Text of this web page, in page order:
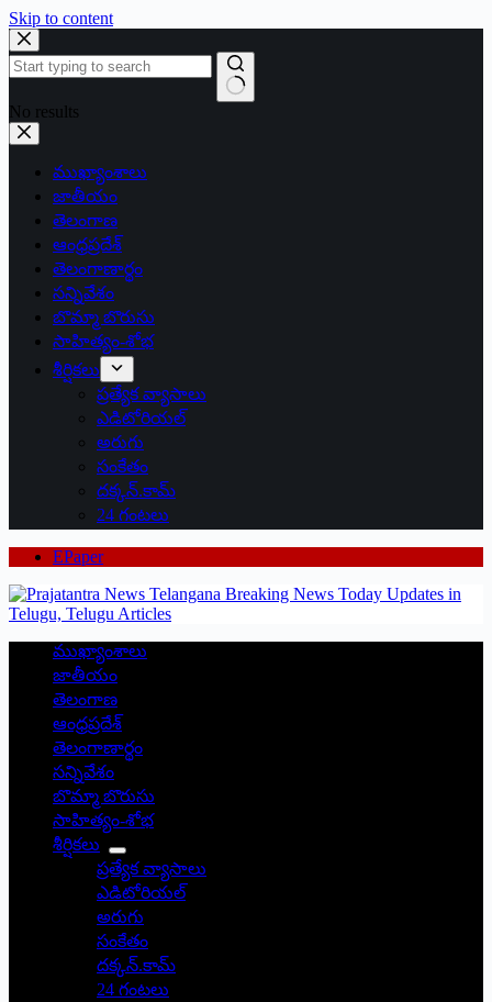
Skip to content
No results
ముఖ్యాంశాలు
జాతీయం
తెలంగాణ
ఆంధ్రప్రదేశ్
తెలంగాణార్థం
సన్నివేశం
బొమ్మా బొరుసు
సాహిత్యం-శోభ
శీర్షికలు
ప్రత్యేక వ్యాసాలు
ఎడిటోరియల్
అరుగు
సంకేతం
దక్కన్.కామ్
24 గంటలు
EPaper
ముఖ్యాంశాలు
జాతీయం
తెలంగాణ
ఆంధ్రప్రదేశ్
తెలంగాణార్థం
సన్నివేశం
బొమ్మా బొరుసు
సాహిత్యం-శోభ
శీర్షికలు
ప్రత్యేక వ్యాసాలు
ఎడిటోరియల్
అరుగు
సంకేతం
దక్కన్.కామ్
24 గంటలు